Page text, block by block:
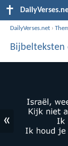
DailyVerses.net ›
Bijbelteksten
«